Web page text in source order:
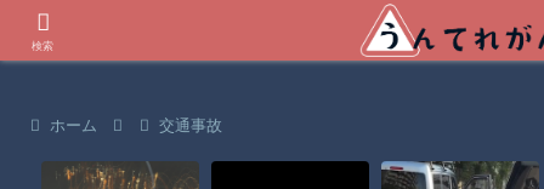
ホーム 交通事故
検索